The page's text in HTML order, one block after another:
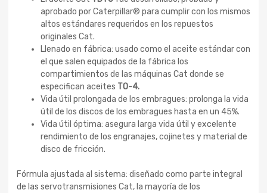
aprobado por Caterpillar® para cumplir con los mismos
altos estándares requeridos en los repuestos
originales Cat.
Llenado en fábrica: usado como el aceite estándar con
el que salen equipados de la fábrica los
compartimientos de las máquinas Cat donde se
especifican aceites TO-4.
Vida útil prolongada de los embragues: prolonga la vida
útil de los discos de los embragues hasta en un 45%.
Vida útil óptima: asegura larga vida útil y excelente
rendimiento de los engranajes, cojinetes y material de
disco de fricción.
Fórmula ajustada al sistema: diseñado como parte integral
de las servotransmisiones Cat, la mayoría de los